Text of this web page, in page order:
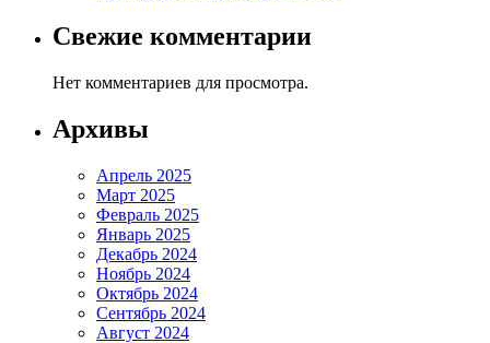
Свежие комментарии
Нет комментариев для просмотра.
Архивы
Апрель 2025
Март 2025
Февраль 2025
Январь 2025
Декабрь 2024
Ноябрь 2024
Октябрь 2024
Сентябрь 2024
Август 2024